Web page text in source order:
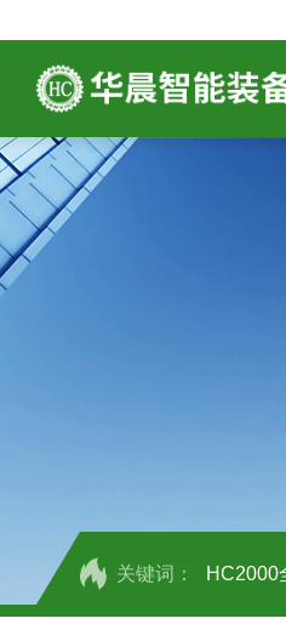
关键词： HC2000